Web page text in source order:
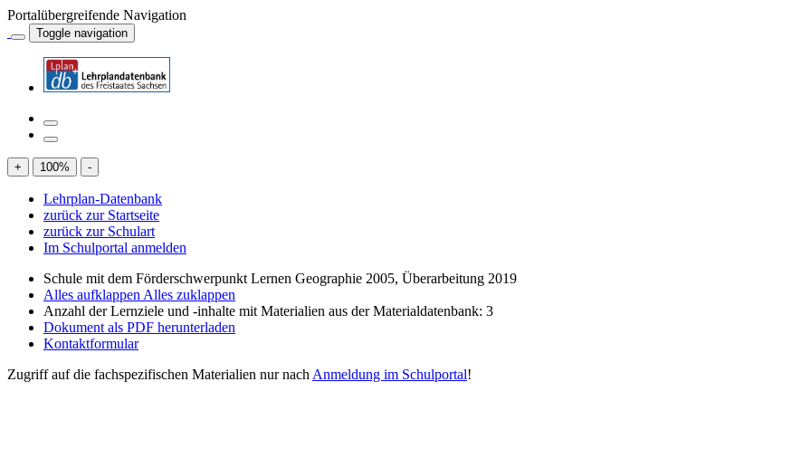
Portalübergreifende Navigation
Toggle navigation
+ 100% -
Lehrplan-Datenbank
zurück zur Startseite
zurück zur Schulart
Im Schulportal anmelden
Schule mit dem Förderschwerpunkt Lernen Geographie 2005, Überarbeitung 2019
Alles aufklappen Alles zuklappen
Anzahl der Lernziele und -inhalte mit Materialien aus der Materialdatenbank: 3
Dokument als PDF herunterladen
Kontaktformular
Zugriff auf die fachspezifischen Materialien nur nach Anmeldung im Schulportal!